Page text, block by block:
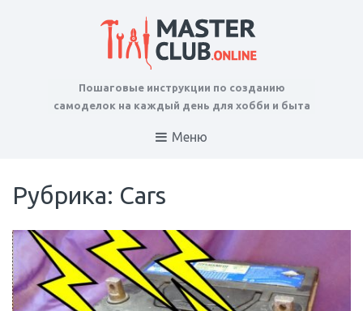
Пошаговые инструкции по созданию
самоделок на каждый день для хобби и быта
Меню
Рубрика: Cars